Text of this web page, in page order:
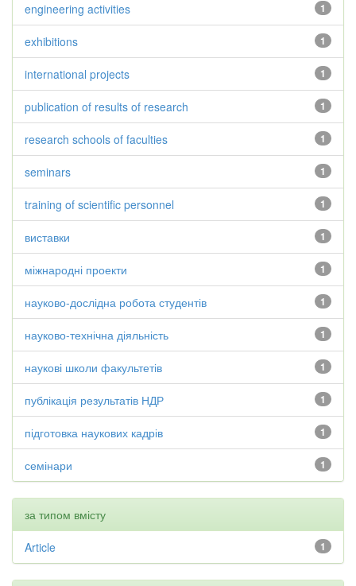
1
engineering activities
1
exhibitions
1
international projects
1
publication of results of research
1
research schools of faculties
1
seminars
1
training of scientific personnel
1
виставки
1
міжнародні проекти
1
науково-дослідна робота студентів
1
науково-технічна діяльність
1
наукові школи факультетів
1
публікація результатів НДР
1
підготовка наукових кадрів
1
семінари
за типом вмісту
1
Article